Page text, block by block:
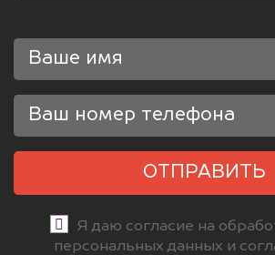
ОТПРАВИТЬ
Я даю согласие на
персональных данных и